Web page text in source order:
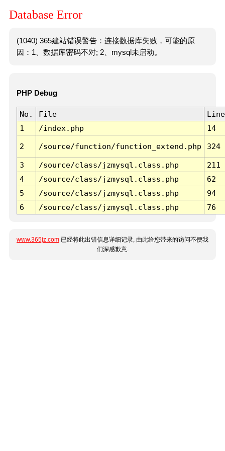
Database Error
(1040) 365建站错误警告：连接数据库失败，可能的原
因：1、数据库密码不对; 2、mysql未启动。
PHP Debug
No. File
Line
1
/index.php 14
2 /source/function/function_extend.php 324
3 /source/class/jzmysql.class.php
211
4
/source/class/jzmysql.class.php
62
5
/source/class/jzmysql.class.php
94
6
/source/class/jzmysql.class.php 76
www.365jz.com 已经将此出错信息详细记录, 由此给您带来的访问不便我
们深感歉意.